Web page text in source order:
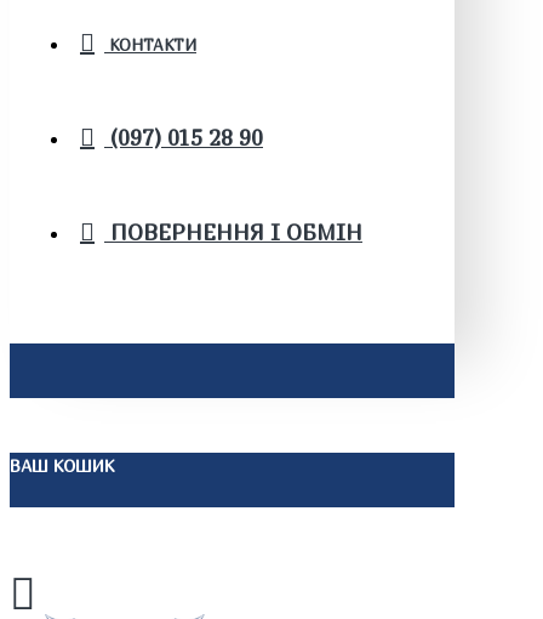
КОНТАКТИ
(097) 015 28 90
ПОВЕРНЕННЯ І ОБМІН
ВАШ КОШИК